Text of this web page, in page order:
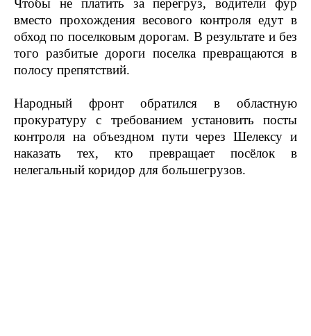
Чтобы не платить за перегруз, водители фур
вместо прохождения весового контроля едут в
обход по поселковым дорогам. В результате и без
того разбитые дороги поселка превращаются в
полосу препятствий.
Народный фронт обратился в областную
прокуратуру с требованием установить посты
контроля на объездном пути через Шелексу и
наказать тех, кто превращает посёлок в
нелегальный коридор для большегрузов.